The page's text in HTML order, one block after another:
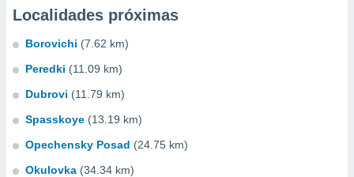
Localidades próximas
Borovichi (7.62 km)
Peredki (11.09 km)
Dubrovi (11.79 km)
Spasskoye (13.19 km)
Opechensky Posad (24.75 km)
Okulovka (34.34 km)